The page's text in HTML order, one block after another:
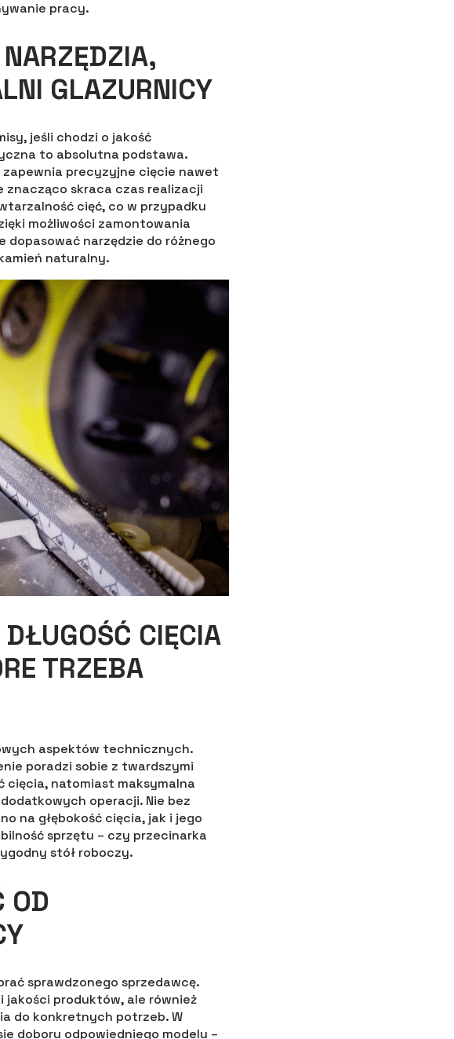
pracy.
GLAZURNICY
jeśli chodzi o jakość
to absolutna podstawa.
precyzyjne cięcie nawet
skraca czas realizacji
cięć, co w przypadku
możliwości zamontowania
narzędzie do różnego
naturalny.
CIĘCIA
TRZEBA
aspektów technicznych.
poradzi sobie z twardszymi
cięcia, natomiast maksymalna
operacji. Nie bez
na głębokość cięcia, jak i jego
sprzętu – czy przecinarka
stół roboczy.
OD
sprawdzonego sprzedawcę.
jakości produktów, ale również
do konkretnych potrzeb. W
doboru odpowiedniego modelu –